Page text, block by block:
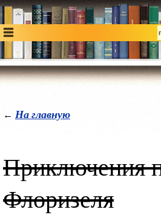
← На главную
Приключения
Флоризеля